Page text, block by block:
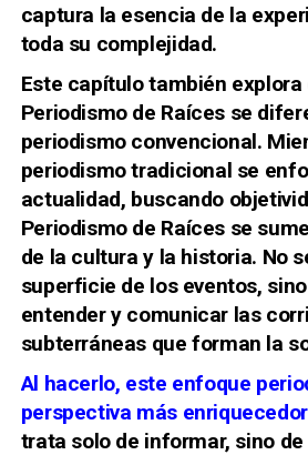
captura la esencia de la
toda su complejidad.
Este capítulo también explora
Periodismo de Raíces se
periodismo convencional.
periodismo tradicional se
actualidad, buscando
Periodismo de Raíces se
de la cultura y la historia. No
superficie de los eventos,
entender y comunicar las
subterráneas que forman la
Al hacerlo, este enfoque
perspectiva más
trata solo de informar, sino